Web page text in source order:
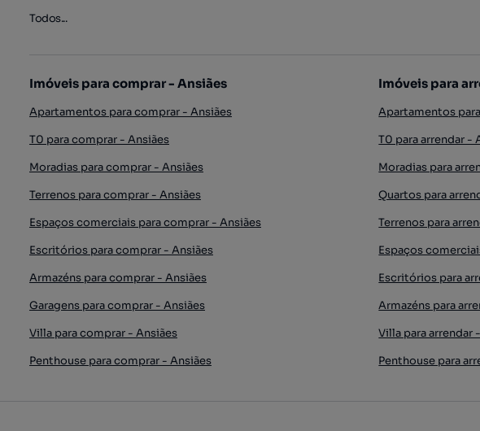
Todos...
Imóveis para comprar - Ansiães
Apartamentos para comprar - Ansiães
T0 para comprar - Ansiães
Moradias para comprar - Ansiães
Terrenos para comprar - Ansiães
Espaços comerciais para comprar - Ansiães
Escritórios para comprar - Ansiães
Armazéns para comprar - Ansiães
Garagens para comprar - Ansiães
Villa para comprar - Ansiães
Penthouse para comprar - Ansiães
Imóveis para
Apartamentos
T0 para arrendar -
Moradias para
Quartos para
Terrenos para
Espaços
Escritórios para
Armazéns para
Villa para arrendar
Penthouse para